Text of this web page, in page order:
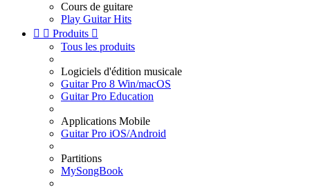
Cours de guitare
Play Guitar Hits
  Produits 
Tous les produits
Logiciels d'édition musicale
Guitar Pro 8 Win/macOS
Guitar Pro Education
Applications Mobile
Guitar Pro iOS/Android
Partitions
MySongBook